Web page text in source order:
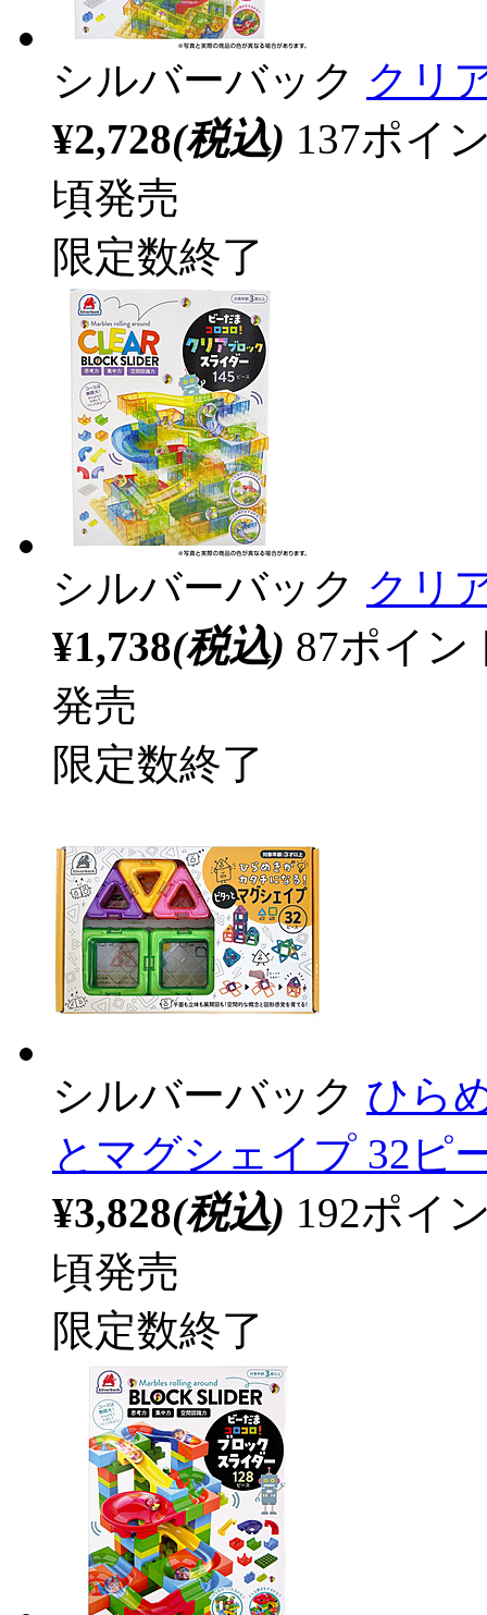
シルバーバック クリ
¥2,728(税込) 137ポイ
頃発売
限定数終了
シルバーバック クリ
¥1,738(税込) 87ポイ
発売
限定数終了
シルバーバック ひら
とマグシェイプ 32ピ
¥3,828(税込) 192ポイ
頃発売
限定数終了